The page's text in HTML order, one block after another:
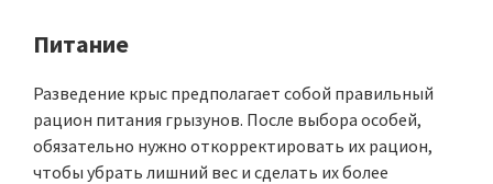
Питание
Разведение крыс предполагает собой правильный
рацион питания грызунов. После выбора особей,
обязательно нужно откорректировать их рацион,
чтобы убрать лишний вес и сделать их более